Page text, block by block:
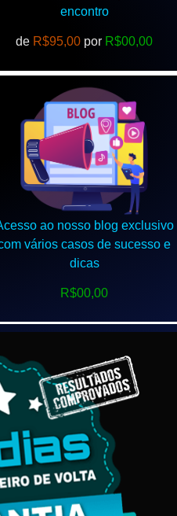
encontro
de R$95,00 por R$00,00
ao nosso blog exclusivo
vários casos de sucesso e
dicas
R$00,00